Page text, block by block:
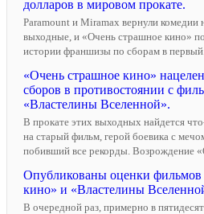
долларов в мировом прокате.
Paramount и Miramax вернули комедии
выходные, и «Очень страшное кино»
истории франшизы по сборам в первый...
«Очень страшное кино»
сборов в противостоянии с
«Властелины Вселенной».
В прокате этих выходных найдется
на старый фильм, герой боевика с
побивший все рекорды. Возрождение
Опубликованы оценки фильмов
кино» и «Властелины
В очередной раз, примерно в